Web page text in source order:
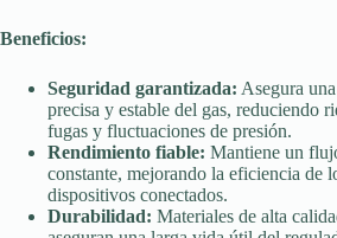
Beneficios:
Seguridad garantizada: Asegura
precisa y estable del gas, reduciendo
fugas y fluctuaciones de presión.
Rendimiento fiable: Mantiene un
constante, mejorando la eficiencia de
dispositivos conectados.
Durabilidad: Materiales de alta